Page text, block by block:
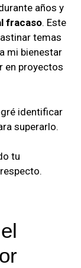
años y
fracaso. Este
temas
mi bienestar
en proyectos
identificar
superarlo.
tu